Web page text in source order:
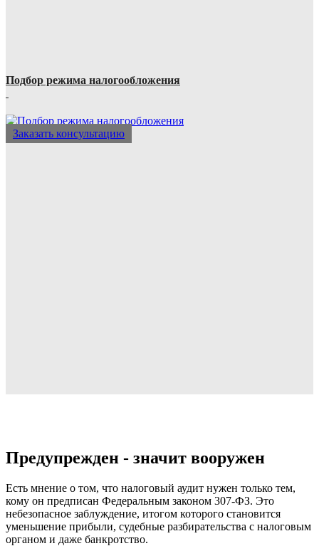
Подбор режима налогообложения
Заказать консультацию
Предупрежден - значит вооружен
Есть мнение о том, что налоговый аудит нужен только тем,
кому он предписан Федеральным законом 307-ФЗ. Это
небезопасное заблуждение, итогом которого становится
уменьшение прибыли, судебные разбирательства с налоговым
органом и даже банкротство.